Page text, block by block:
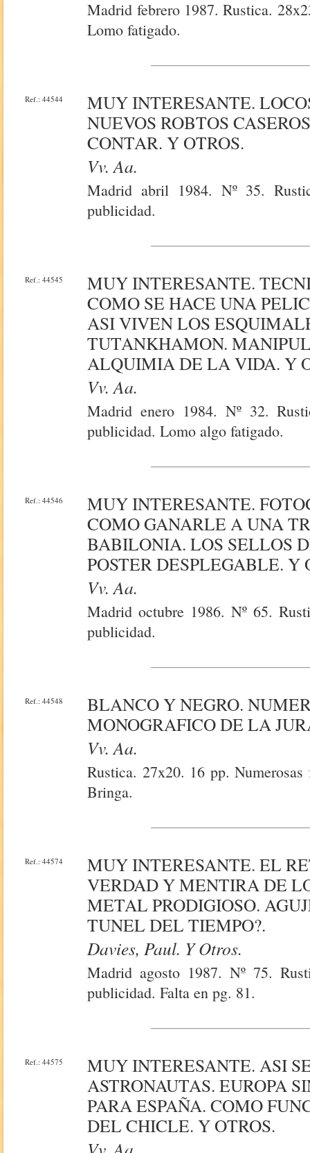
Madrid febrero 1987. Rustica.
Lomo fatigado.
Ref.: 44544
MUY INTERESANTE.
NUEVOS ROBTOS
CONTAR. Y OTROS.
Vv. Aa.
Madrid abril 1984. Nº 35.
publicidad.
Ref.: 44545
MUY INTERESANTE.
COMO SE HACE UNA
ASI VIVEN LOS
TUTANKHAMON.
ALQUIMIA DE LA VIDA. Y
Vv. Aa.
Madrid enero 1984. Nº 32.
publicidad. Lomo algo fatigado.
Ref.: 44546
MUY INTERESANTE.
COMO GANARLE A UNA
BABILONIA. LOS SELLOS
POSTER DESPLEGABLE. Y
Vv. Aa.
Madrid octubre 1986. Nº 65.
publicidad.
Ref.: 44548
BLANCO Y NEGRO.
MONOGRAFICO DE LA
Vv. Aa.
Rustica. 27x20. 16 pp.
Bringa.
Ref.: 44574
MUY INTERESANTE. EL
VERDAD Y MENTIRA DE
METAL PRODIGIOSO.
TUNEL DEL TIEMPO?.
Davies, Paul. Y Otros.
Madrid agosto 1987. Nº 75.
publicidad. Falta en pg. 81.
Ref.: 44575
MUY INTERESANTE. ASI
ASTRONAUTAS. EUROPA
PARA ESPAÑA. COMO
DEL CHICLE. Y OTROS.